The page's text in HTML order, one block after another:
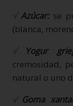
√Azúcar:se
(blanca,
√Yogur
cremosidad,
natural o uno
√Goma